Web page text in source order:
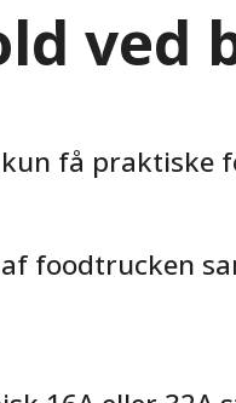
ved
få praktiske
foodtrucken